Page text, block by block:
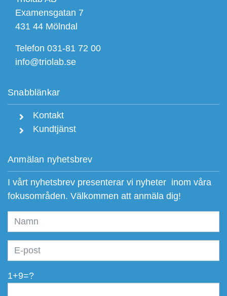
Examensgatan 7
431 44 Mölndal
Telefon 031-81 72 00
info@triolab.se
Snabblänkar
Kontakt
Kundtjänst
Anmälan nyhetsbrev
I vårt nyhetsbrev presenterar vi nyheter inom våra
fokusområden. Välkommen att anmäla dig!
1+9=?